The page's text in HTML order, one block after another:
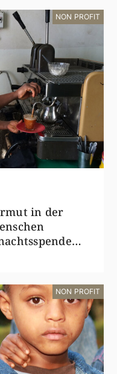
NON PROFIT
in der
NON PROFIT